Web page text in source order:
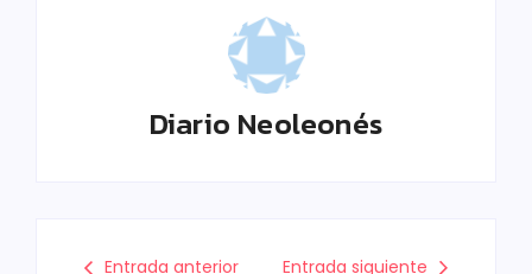
Diario Neoleonés
Entrada anterior Entrada siguiente